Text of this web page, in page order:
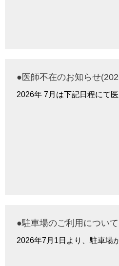
●医師不在のお知らせ
2026年 7月は下記日程にて
●駐車場のご利用について
2026年7月1日より、駐車場